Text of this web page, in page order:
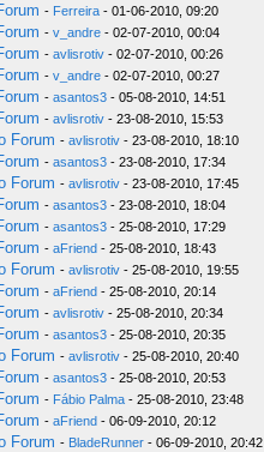
- Ferreira - 01-06-2010, 09:20
- v_andre - 02-07-2010, 00:04
- avlisrotiv - 02-07-2010, 00:26
- v_andre - 02-07-2010, 00:27
- asantos3 - 05-08-2010, 14:51
- avlisrotiv - 23-08-2010, 15:53
Forum - avlisrotiv - 23-08-2010, 18:10
- asantos3 - 23-08-2010, 17:34
Forum - avlisrotiv - 23-08-2010, 17:45
- asantos3 - 23-08-2010, 18:04
- asantos3 - 25-08-2010, 17:29
- aFriend - 25-08-2010, 18:43
Forum - avlisrotiv - 25-08-2010, 19:55
- aFriend - 25-08-2010, 20:14
- avlisrotiv - 25-08-2010, 20:34
- asantos3 - 25-08-2010, 20:35
Forum - avlisrotiv - 25-08-2010, 20:40
- asantos3 - 25-08-2010, 20:53
- Fábio Palma - 25-08-2010, 23:48
- aFriend - 06-09-2010, 20:12
Forum - BladeRunner - 06-09-2010, 20:42